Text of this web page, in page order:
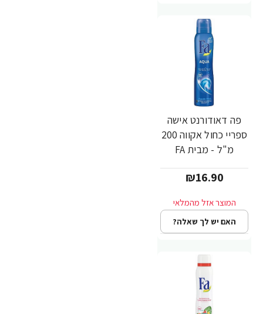
פה דאודורנט אישה
ספריי כחול אקווה 200
מ"ל - מבית FA
₪16.90
האם יש לך שאלה?